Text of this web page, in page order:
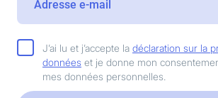
J’ai lu et j’accepte la déclaration sur la
données et je donne mon
mes données personnelles.